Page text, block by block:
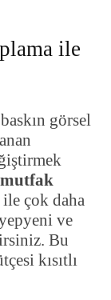
ile
görsel
mutfak
çok daha
ve
Bu
kısıtlı